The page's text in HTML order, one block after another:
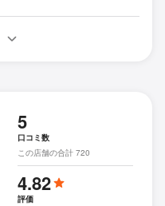
5
口コミ数
この店舗の合計 720
4.82
評価